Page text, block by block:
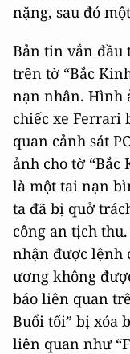
nặng, sau đó
Bản tin vắn đầu
trên tờ “Bắc
nạn nhân. Hình
chiếc xe Ferrari
quan cảnh sát
ảnh cho tờ
là một tai nạn
ta đã bị quở
công an tịch
nhận được lệnh
ương không
báo liên quan
Buổi tối” bị xóa
liên quan như